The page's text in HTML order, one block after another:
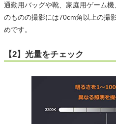
通勤用バッグや靴、家庭用ゲーム
のものの撮影には70cm角以上の撮
めです。
【2】光量をチェック